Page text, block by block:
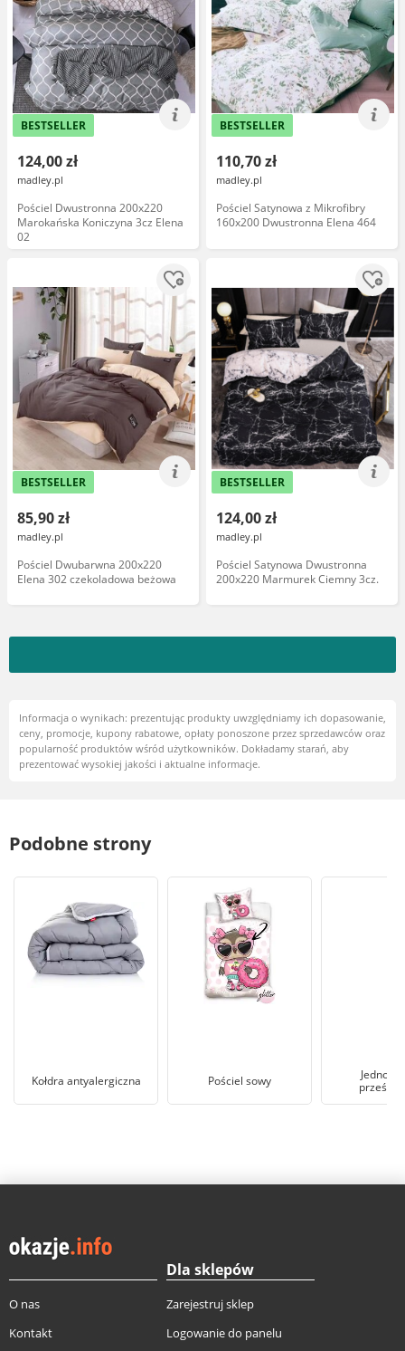
BESTSELLER
124,00 zł
madley.pl
Pościel Dwustronna 200x220
Marokańska Koniczyna 3cz Elena
02
BESTSELLER
110,70 zł
madley.pl
Pościel Satynowa z Mikrofibry
160x200 Dwustronna Elena 464
BESTSELLER
85,90 zł
madley.pl
Pościel Dwubarwna 200x220
Elena 302 czekoladowa beżowa
BESTSELLER
124,00 zł
madley.pl
Pościel Satynowa Dwustronna
200x220 Marmurek Ciemny 3cz.
Informacja o wynikach: prezentując produkty uwzględniamy ich dopasowanie,
ceny, promocje, kupony rabatowe, opłaty ponoszone przez sprzedawców oraz
popularność produktów wśród użytkowników. Dokładamy starań, aby
prezentować wysokiej jakości i aktualne informacje.
Podobne strony
Kołdra antyalergiczna Pościel sowy
O nas
Kontakt
Dla sklepów
Zarejestruj sklep
Logowanie do panelu